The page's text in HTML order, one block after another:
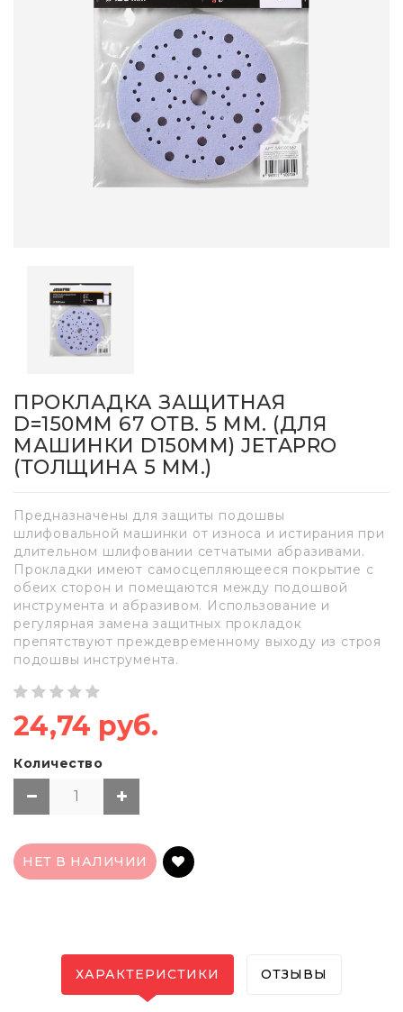
ПРОКЛАДКА ЗАЩИТНАЯ
D=150ММ 67 ОТВ. 5 ММ. (ДЛЯ
МАШИНКИ D150ММ) JETAPRO
(ТОЛЩИНА 5 ММ.)
Предназначены для защиты подошвы
шлифовальной машинки от износа и истирания при
длительном шлифовании сетчатыми абразивами.
Прокладки имеют самосцепляющееся покрытие с
обеих сторон и помещаются между подошвой
инструмента и абразивом. Использование и
регулярная замена защитных прокладок
препятствуют преждевременному выходу из строя
подошвы инструмента.
24,74 руб.
Количество
НЕТ В НАЛИЧИИ
ХАРАКТЕРИСТИКИ ОТЗЫВЫ